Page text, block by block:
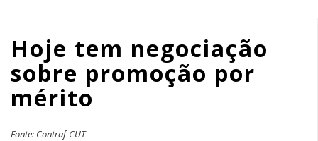
Hoje tem negociação
sobre promoção por
mérito
Fonte: Contraf-CUT